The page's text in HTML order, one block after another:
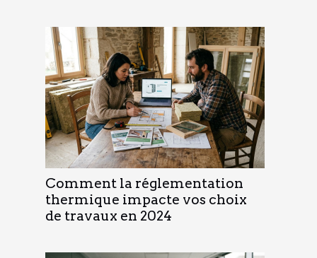
Comment la réglementation
thermique impacte vos choix
de travaux en 2024